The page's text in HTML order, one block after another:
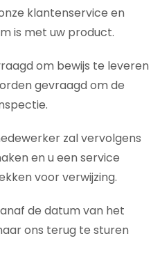
klantenservice en
is met uw product.
om bewijs te leveren
gevraagd om de
zal vervolgens
en u een service
voor verwijzing.
de datum van het
ons terug te sturen